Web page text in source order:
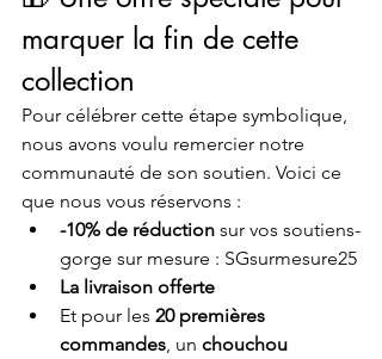
marquer la fin de cette
collection
Pour célébrer cette étape symbolique,
nous avons voulu remercier notre
communauté de son soutien. Voici ce
que nous vous réservons :
-10% de réduction sur vos soutiens-
gorge sur mesure : SGsurmesure25
La livraison offerte
Et pour les 20 premières
commandes , un chouchou